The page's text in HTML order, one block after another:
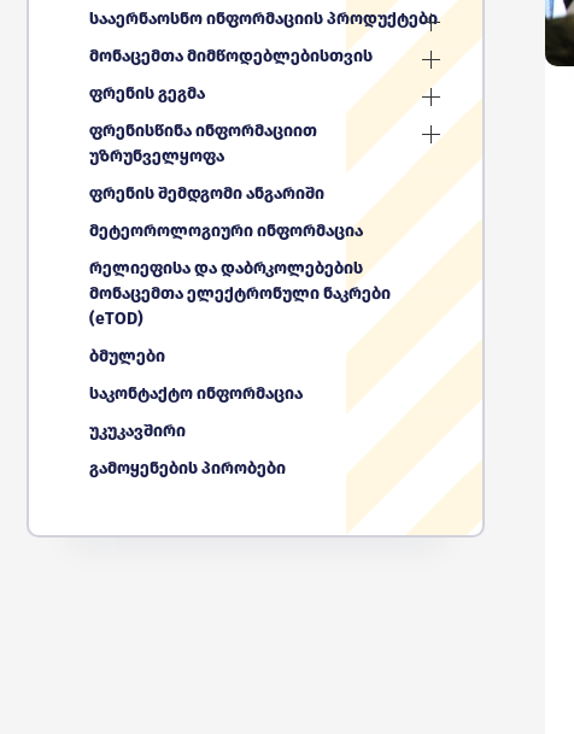
სააერნაოსნო ინფორმაციის პროდუქტები
მონაცემთა მიმწოდებლებისთვის
ფრენის გეგმა
ფრენისწინა ინფორმაციით
უზრუნველყოფა
ფრენის შემდგომი ანგარიში
მეტეოროლოგიური ინფორმაცია
რელიეფისა და დაბრკოლებების
მონაცემთა ელექტრონული ნაკრები
(eTOD)
ბმულები
საკონტაქტო ინფორმაცია
უკუკავშირი
გამოყენების პირობები